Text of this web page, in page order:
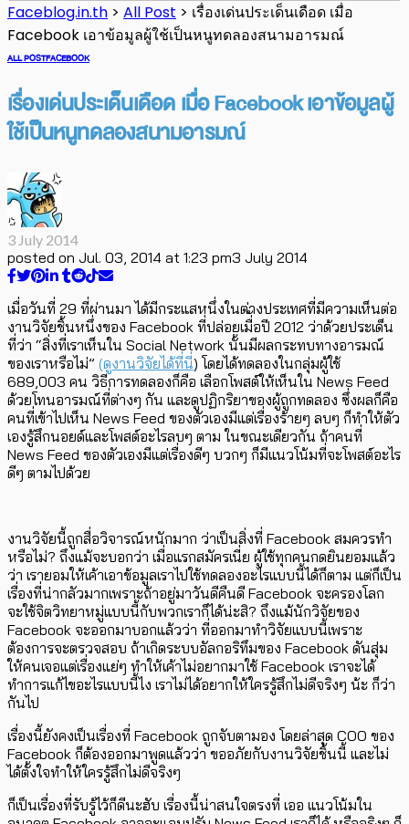
Faceblog.in.th > All Post > เรื่องเด่นประเด็นเดือด เมื่อ
Facebook เอาข้อมูลผู้ใช้เป็นหนูทดลองสนามอารมณ์
ALL POSTFACEBOOK
เรื่องเด่นประเด็นเดือด เมื่อ Facebook เอาข้อมูลผู้
ใช้เป็นหนูทดลองสนามอารมณ์
3 July 2014
posted on Jul. 03, 2014 at 1:23 pm3 July 2014
เมื่อวันที่ 29 ที่ผ่านมา ได้มีกระแสหนึ่งในต่างประเทศที่มีความเห็นต่อ
งานวิจัยชิ้นหนึ่งของ Facebook ที่ปล่อยเมื่้อปี 2012 ว่าด้วยประเด็น
ที่ว่า “สิ่งที่เราเห็นใน Social Network นั้นมีผลกระทบทางอารมณ์
ของเราหรือไม่” (ดูงานวิจัยได้ที่นี่) โดยได้ทดลองในกลุ่มผู้ใช้
689,003 คน วิธีการทดลองก็คือ เลือกโพสต์ให้เห็นใน News Feed
ด้วยโทนอารมณ์ที่ต่างๆ กัน และดูปฏิกริยาของผู้ถูกทดลอง ซึ่งผลก็คือ
คนที่เข้าไปเห็น News Feed ของตัวเองมีแต่เรื่องร้ายๆ ลบๆ ก็ทำให้ตัว
เองรู้สึกนอยด์และโพสต์อะไรลบๆ ตาม ในขณะเดียวกัน ถ้าคนที่
News Feed ของตัวเองมีแต่เรื่องดีๆ บวกๆ ก็มีแนวโน้มที่จะโพสต์อะไร
ดีๆ ตามไปด้วย
งานวิจัยนี้ถูกสื่อวิจารณ์หนักมาก ว่าเป็นสิ่งที่ Facebook สมควรทำ
หรือไม่? ถึงแม้จะบอกว่า เมื่อแรกสมัครเนี่ย ผู้ใช้ทุกคนกดยินยอมแล้ว
ว่า เรายอมให้เค้าเอาข้อมูลเราไปใช้ทดลองอะไรแบบนี้ได้ก็ตาม แต่ก็เป็น
เรื่องที่น่ากลัวมากเพราะถ้าอยู่มาวันดีคืนดี Facebook จะครองโลก
จะใช้จิตวิทยาหมู่แบบนี้กับพวกเราก็ได้น่ะสิ? ถึงแม้นักวิจัยของ
Facebook จะออกมาบอกแล้วว่า ที่ออกมาทำวิจัยแบบนี้เพราะ
ต้องการจะตรวจสอบ ถ้าเกิดระบบอัลกอริทึมของ Facebook ดันสุ่ม
ให้คนเจอแต่เรื่องแย่ๆ ทำให้เค้าไม่อยากมาใช้ Facebook เราจะได้
ทำการแก้ไขอะไรแบบนี้ไง เราไม่ได้อยากให้ใครรู้สึกไม่ดีจริงๆ น้ะ ก็ว่า
กันไป
เรื่องนี้ยังคงเป็นเรื่องที่ Facebook ถูกจับตามอง โดยล่าสุด COO ของ
Facebook ก็ต้องออกมาพูดแล้วว่า ขออภัยกับงานวิจัยชิ้นนี้ และไม่
ได้ตั้งใจทำให้ใครรู้สึกไม่ดีจริงๆ
ก็เป็นเรื่องที่รับรู้ไว้ก็ดีนะฮับ เรื่องนี้น่าสนใจตรงที่ เออ แนวโน้มใน